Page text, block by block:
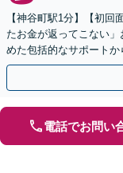
【神谷町駅1分】【初回
たお金が返ってこない
めた包括的なサポート
交渉で、権利を守るた
電話でお問い